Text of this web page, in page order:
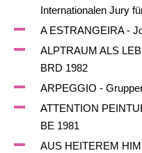
Internationalen Jury
A ESTRANGEIRA -
ALPTRAUM ALS
BRD 1982
ARPEGGIO -
ATTENTION
BE 1981
AUS HEITEREM